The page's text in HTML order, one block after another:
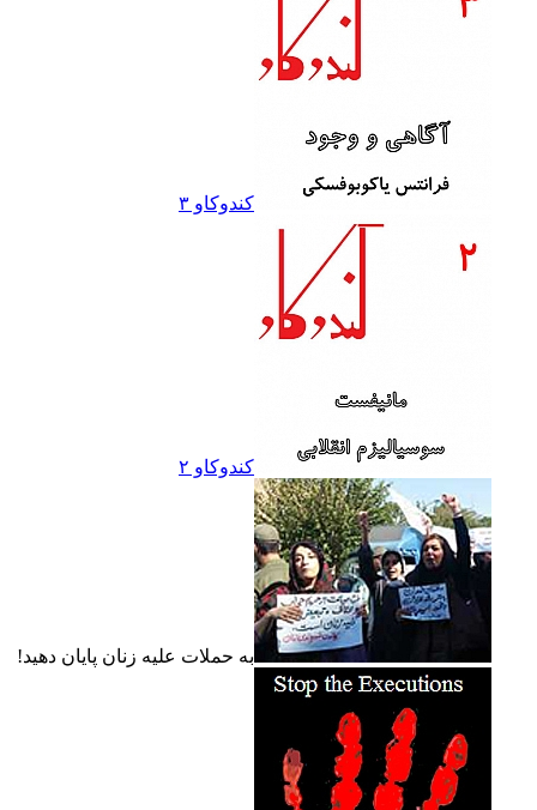
کندوکاو ۳
کندوکاو ۲
به حملات عليه زنان پايان دهيد!